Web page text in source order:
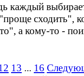
каждый
сходить",
а кому-то -
13 ... 16